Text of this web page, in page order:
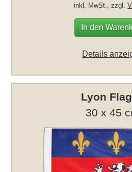
inkl. MwSt., zzgl.
In den
Details
Lyon
30 x 45